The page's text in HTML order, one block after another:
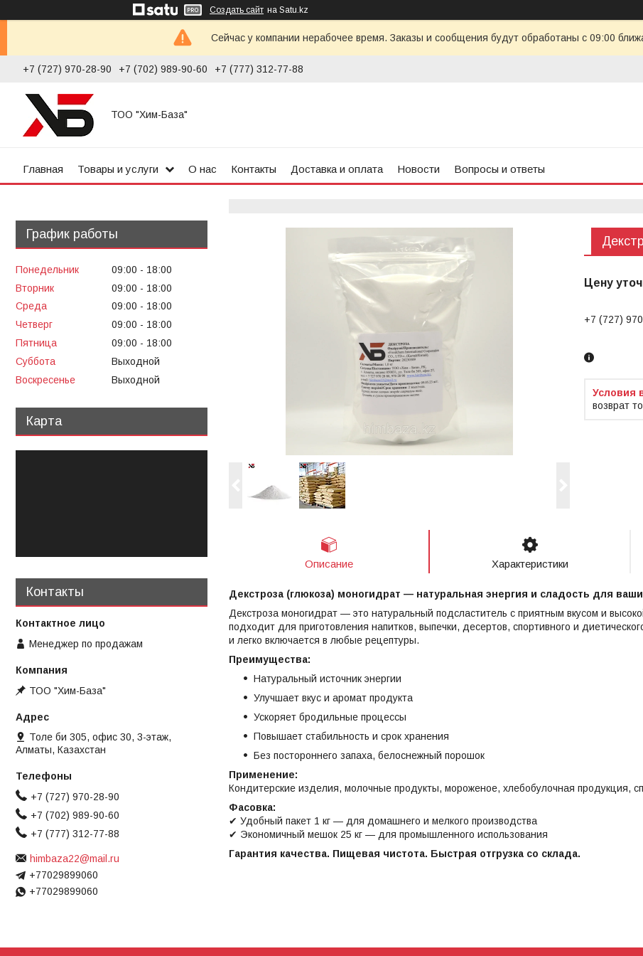
Создать сайт на Satu.kz
Сейчас у компании нерабочее время. Заказы и сообщения будут обработаны с 09:00
+7 (727) 970-28-90 +7 (702) 989-90-60 +7 (777) 312-77-88
ТОО "Хим-База"
Главная Товары и услуги О нас Контакты Доставка и оплата Новости Вопросы и ответы
Цену
+7 (727)
возврат
Описание Характеристики
Декстроза (глюкоза) моногидрат — натуральная энергия и сладость для
Декстроза моногидрат — это натуральный подсластитель с приятным вкусом и
подходит для приготовления напитков, выпечки, десертов, спортивного и
и легко включается в любые рецептуры.
Преимущества:
Натуральный источник энергии
Улучшает вкус и аромат продукта
Ускоряет бродильные процессы
Повышает стабильность и срок хранения
Без постороннего запаха, белоснежный порошок
Применение:
Кондитерские изделия, молочные продукты, мороженое, хлебобулочная продукция,
Фасовка:
✔ Удобный пакет 1 кг — для домашнего и мелкого производства
✔ Экономичный мешок 25 кг — для промышленного использования
Гарантия качества. Пищевая чистота. Быстрая отгрузка со склада.
График работы
Понедельник 09:00
18:00
Вторник
09:00
18:00
Среда
09:00
18:00
Четверг
09:00
18:00
Пятница
09:00
18:00
Суббота
Выходной
Воскресенье
Выходной
Карта
Контакты
Менеджер по продажам
ТОО "Хим-База"
Толе би 305, офис 30, 3-этаж,
Алматы, Казахстан
+7 (727) 970-28-90
+7 (702) 989-90-60
+7 (777) 312-77-88
himbaza22@mail.ru
+77029899060
+77029899060